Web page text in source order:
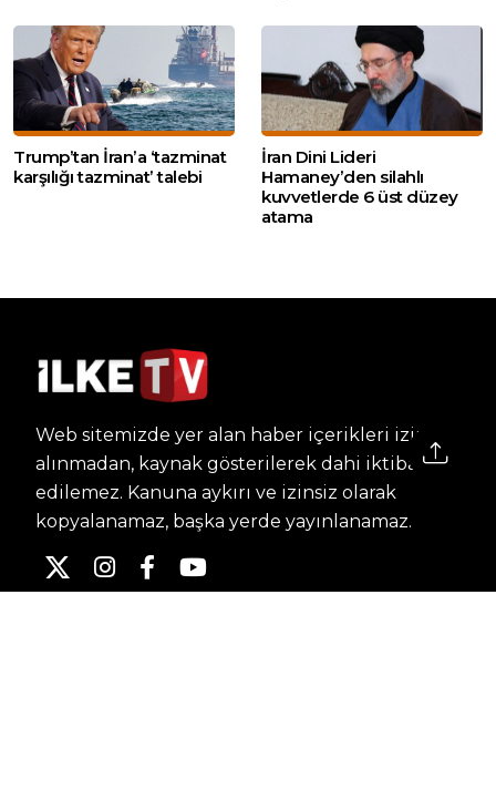
Trump’tan İran’a ‘tazminat
karşılığı tazminat’ talebi
İran Dini Lideri
Hamaney’den silahlı
kuvvetlerde 6 üst düzey
atama
Web sitemizde yer alan haber içerikleri izin
alınmadan, kaynak gösterilerek dahi iktibas
edilemez. Kanuna aykırı ve izinsiz olarak
kopyalanamaz, başka yerde yayınlanamaz.